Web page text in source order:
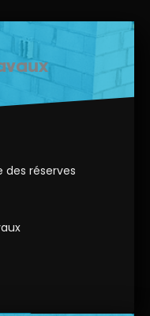
réserves